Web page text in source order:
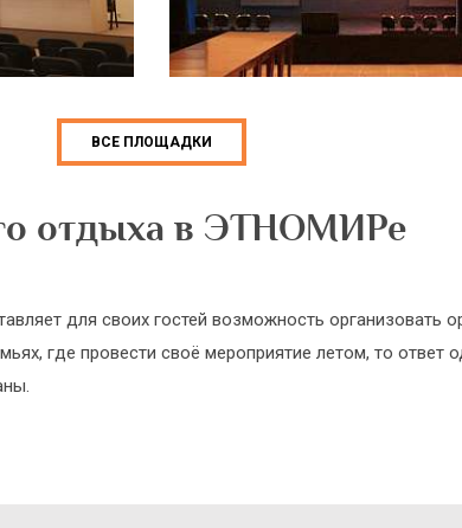
ВСЕ ПЛОЩАДКИ
отдыха в ЭТНОМИРе
для своих гостей возможность организовать
где провести своё мероприятие летом, то